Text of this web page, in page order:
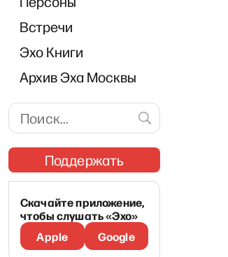
Встречи
Эхо Книги
Архив Эха Москвы
Поддержать
Скачайте приложение,
чтобы слушать «Эхо»
Apple
Google